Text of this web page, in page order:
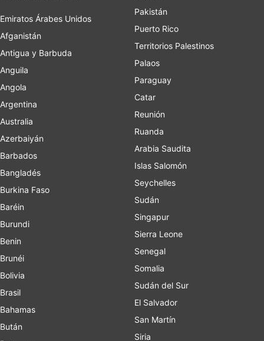
Emiratos Árabes Unidos
Afganistán
Antigua y Barbuda
Anguila
Angola
Argentina
Australia
Azerbaiyán
Barbados
Bangladés
Burkina Faso
Baréin
Burundi
Benin
Brunéi
Bolivia
Brasil
Bahamas
Bután
Pakistán
Puerto Rico
Territorios Palestinos
Palaos
Paraguay
Catar
Reunión
Ruanda
Arabia Saudita
Islas Salomón
Seychelles
Sudán
Singapur
Sierra Leone
Senegal
Somalia
Sudán del Sur
El Salvador
San Martín
Siria